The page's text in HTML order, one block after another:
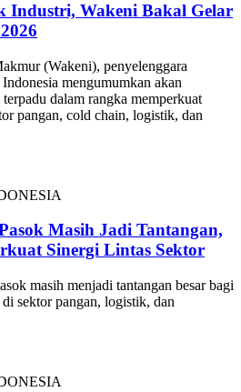
Industri, Wakeni Bakal Gelar
(Wakeni), penyelenggara
mengumumkan akan
dalam rangka memperkuat
pangan, cold chain, logistik, dan
Masih Jadi Tantangan,
Sinergi Lintas Sektor
masih menjadi tantangan besar bagi
sektor pangan, logistik, dan